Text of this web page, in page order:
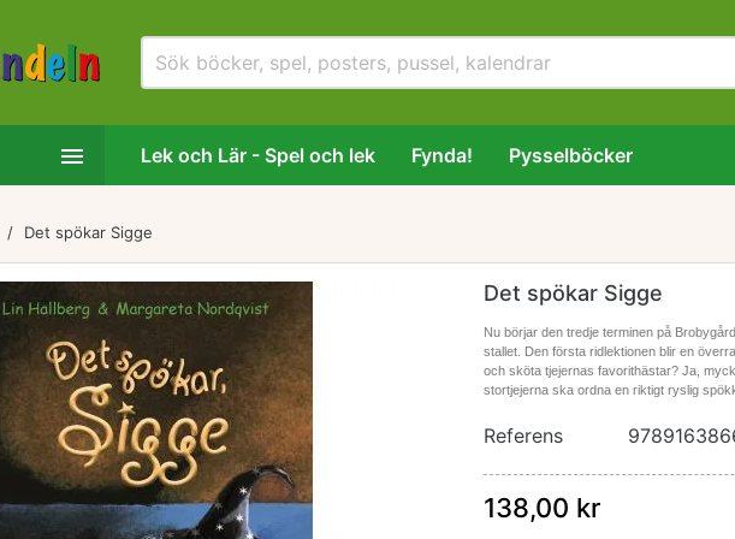
 Lek och Lär - Spel och lek Fynda! Pysselböcker
Det spökar Sigge
Det spökar Sigge
Nu börjar den tredje terminen på
stallet. Den första ridlektionen blir en
och sköta tjejernas favorithästar? Ja,
stortjejerna ska ordna en riktigt ryslig
Referens
138,00 kr